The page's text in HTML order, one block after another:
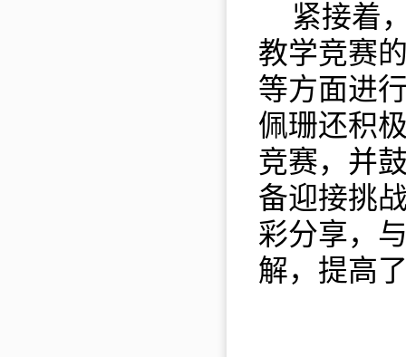
紧接着
教学竞赛
等方面进
佩珊还积
竞赛，并
备迎接挑
彩分享，
解， 提高